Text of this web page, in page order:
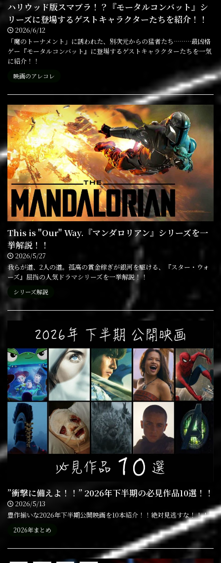
ハリウッド版スマブラ！？『モータルコンバット』シ
リーズに登場するゲストキャラクターたちを紹介！！
2026/6/12
「魔のトーナメント」に誘われた、別次元からの猛者たち………最凶格
ゲー『モータルコンバット』に登場するゲストキャラクターたちを一気
に紹介！！
映画のアレコレ
This is "Our" Way.『マンダロリアン』シリーズを一
挙解説！！
2026/5/27
我らが道、2人の道。孤高の賞金稼ぎが銀河を駆ける、『スター・ウォ
ーズ』屈指の人気ドラマシリーズを一挙解説！！
シリーズ解説
”衝撃に備えよ！！” 2026年下半期の必見作品10選！！
2026/5/13
豊作揃いな2026年下半期公開映画を10本紹介！！絶対見逃すな！！！
2026年まとめ